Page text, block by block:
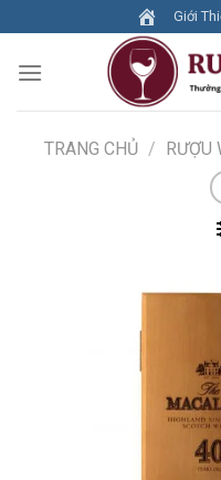
to
content
Giới
TRANG CHỦ / RƯỢU